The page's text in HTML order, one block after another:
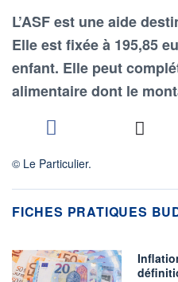
L’ASF est une aide
Elle est fixée à 195,85
enfant. Elle peut
alimentaire dont le
© Le Particulier.
FICHES PRATIQUES